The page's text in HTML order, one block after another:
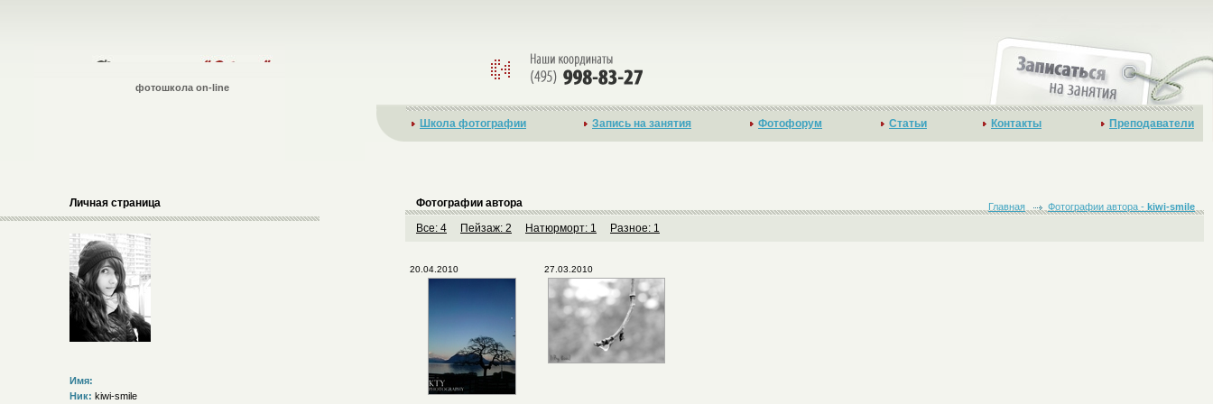
фотошкола on-line
Школа фотографии Запись на занятия Фотофорум Статьи Контакты Преподаватели
Личная страница
Имя:
Ник: kiwi-smile
Главная Фотографии автора - kiwi-smile
Фотографии автора
Все: 4 Пейзаж: 2 Натюрморт: 1 Разное: 1
20.04.2010 27.03.2010